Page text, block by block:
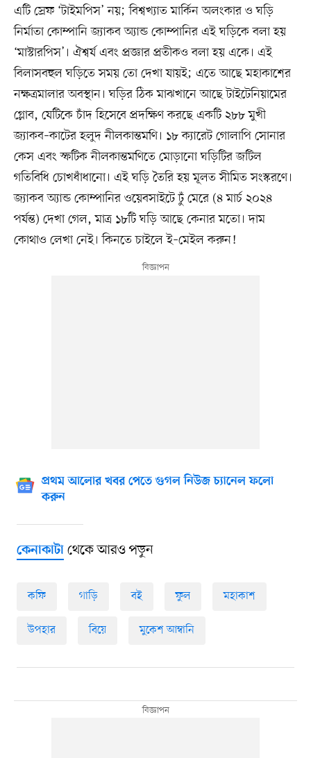
এটি স্রেফ ‘টাইমপিস’ নয়; বিশ্বখ্যাত মার্কিন অলংকার ও ঘড়ি
নির্মাতা কোম্পানি জ্যাকব অ্যান্ড কোম্পানির এই ঘড়িকে বলা হয়
‘মাস্টারপিস’। ঐশ্বর্য এবং প্রজ্ঞার প্রতীকও বলা হয় একে। এই
বিলাসবহুল ঘড়িতে সময় তো দেখা যায়ই; এতে আছে মহাকাশের
নক্ষত্রমালার অবস্থান। ঘড়ির ঠিক মাঝখানে আছে টাইটেনিয়ামের
গ্লোব, যেটিকে চাঁদ হিসেবে প্রদক্ষিণ করছে একটি ২৮৮ মুখী
জ্যাকব–কাটের হলুদ নীলকান্তমণি। ১৮ ক্যারেট গোলাপি সোনার
কেস এবং স্ফটিক নীলকান্তমণিতে মোড়ানো ঘড়িটির জটিল
গতিবিধি চোখধাঁধানো। এই ঘড়ি তৈরি হয় মূলত সীমিত সংস্করণে।
জ্যাকব অ্যান্ড কোম্পানির ওয়েবসাইটে ঢুঁ মেরে (৪ মার্চ ২০২৪
পর্যন্ত) দেখা গেল, মাত্র ১৮টি ঘড়ি আছে কেনার মতো। দাম
কোথাও লেখা নেই। কিনতে চাইলে ই–মেইল করুন!
প্রথম আলোর খবর পেতে গুগল নিউজ চ্যানেল ফলো
করুন
কেনাকাটাথেকে আরও পড়ুন
কফি গাড়ি বই ফুল মহাকাশ
উপহার বিয়ে মুকেশ আম্বানি